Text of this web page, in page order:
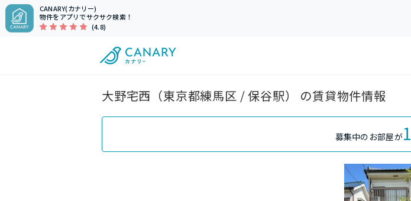
CANARY(カナリー)
物件をアプリでサクサク検索！
(4.8)
大野宅西（東京都練馬区 / 保谷駅） の賃貸物件情報
募集中のお部屋が1